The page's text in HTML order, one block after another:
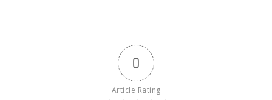
0
Article Rating